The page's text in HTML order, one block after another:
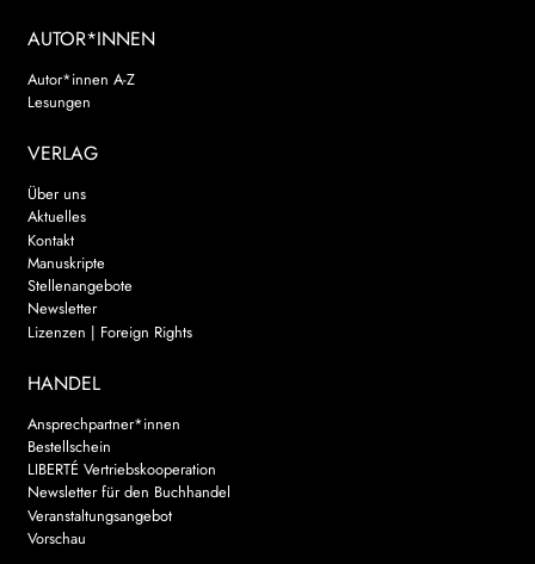
AUTOR*INNEN
Autor*innen A-Z
Lesungen
VERLAG
Über uns
Aktuelles
Kontakt
Manuskripte
Stellenangebote
Newsletter
Lizenzen | Foreign Rights
HANDEL
Ansprechpartner*innen
Bestellschein
LIBERTÉ Vertriebskooperation
Newsletter für den Buchhandel
Veranstaltungsangebot
Vorschau